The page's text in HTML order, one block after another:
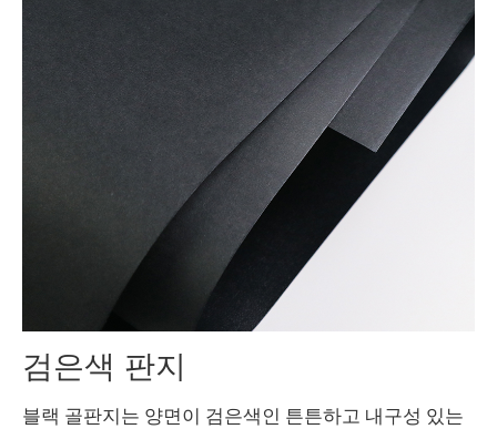
검은색 판지
블랙 골판지는 양면이 검은색인 튼튼하고 내구성 있는